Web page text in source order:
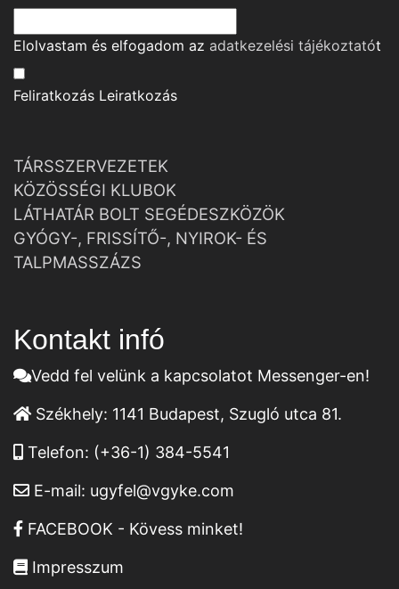
Elolvastam és elfogadom az adatkezelési tájékoztatót
Feliratkozás Leiratkozás
TÁRSSZERVEZETEK
KÖZÖSSÉGI KLUBOK
LÁTHATÁR BOLT SEGÉDESZKÖZÖK
GYÓGY-, FRISSÍTŐ-, NYIROK- ÉS
TALPMASSZÁZS
Kontakt infó
Vedd fel velünk a kapcsolatot Messenger-en!
Székhely: 1141 Budapest, Szugló utca 81.
Telefon: (+36-1) 384-5541
E-mail: ugyfel@vgyke.com
FACEBOOK - Kövess minket!
Impresszum